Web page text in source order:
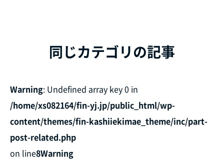
同じカテゴリの記事
Warning: Undefined array key 0 in
/home/xs082164/fin-yj.jp/public_html/wp-
content/themes/fin-kashiiekimae_theme/inc/part-
post-related.php
on line8Warning